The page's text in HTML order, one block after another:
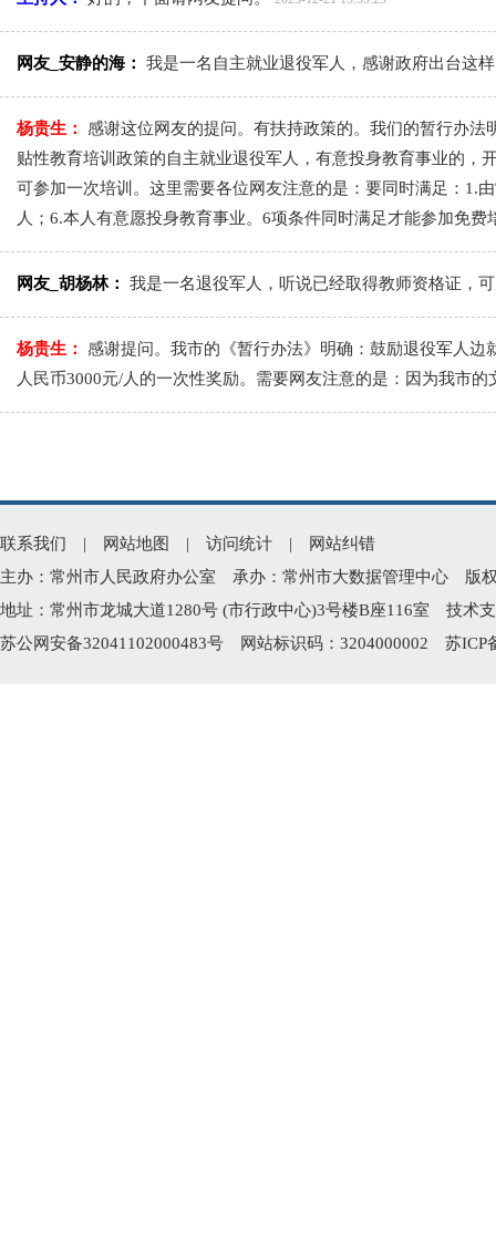
联系我们 | 网站地图 | 访问统计 |
网站纠错
主办：常州市人民政府办公室 承办：常州市大数据管理中心 版
地址：常州市龙城大道1280号 (市行政中心)3号楼B座116室 技术
苏公网安备32041102000483号 网站标识码：3204000002 苏ICP